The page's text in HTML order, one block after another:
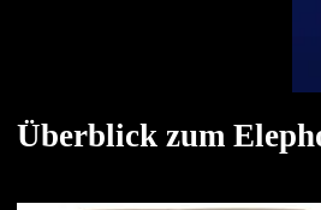
Überblick zum